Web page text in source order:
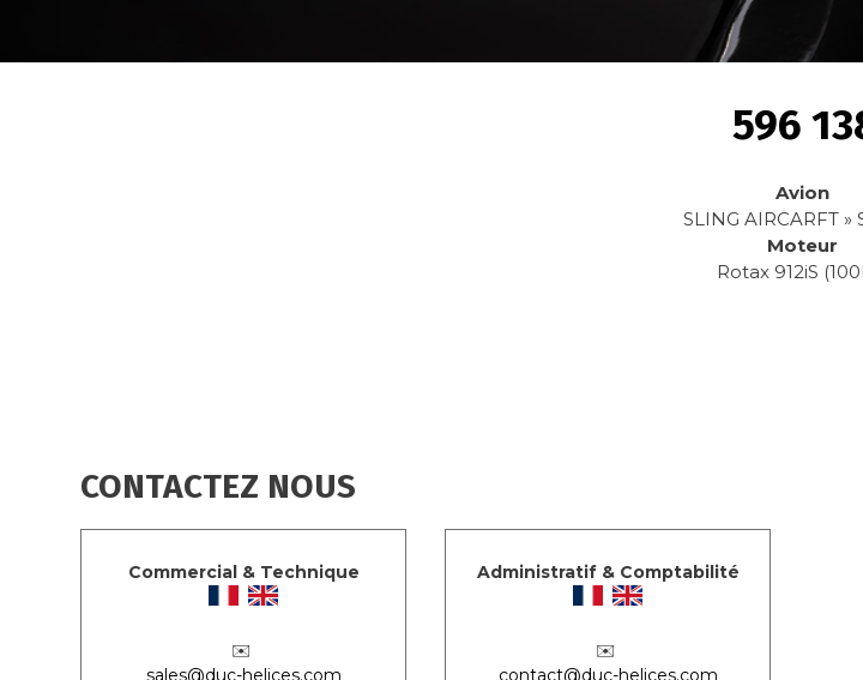
596
Avion
SLING AIRCARFT »
Moteur
Rotax 912iS
CONTACTEZ NOUS
Commercial & Technique
✉️
sales@duc-helices.com
Administratif & Comptabilité
✉️
contact@duc-helices.com